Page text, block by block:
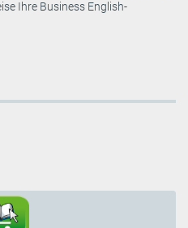
Ihre Business English-